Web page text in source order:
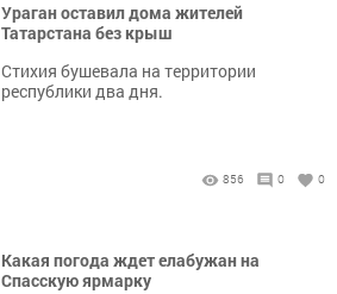
Ураган оставил дома жителей
Татарстана без крыш
Стихия бушевала на территории
республики два дня.
856 0 0
Какая погода ждет елабужан на
Спасскую ярмарку